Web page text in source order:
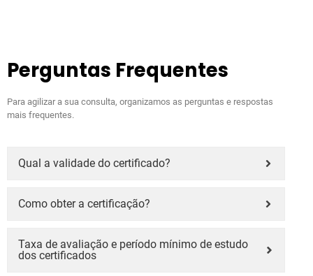
Perguntas Frequentes
Para agilizar a sua consulta, organizamos as perguntas e respostas
mais frequentes.
Qual a validade do certificado?
Como obter a certificação?
Taxa de avaliação e período mínimo de estudo
dos certificados